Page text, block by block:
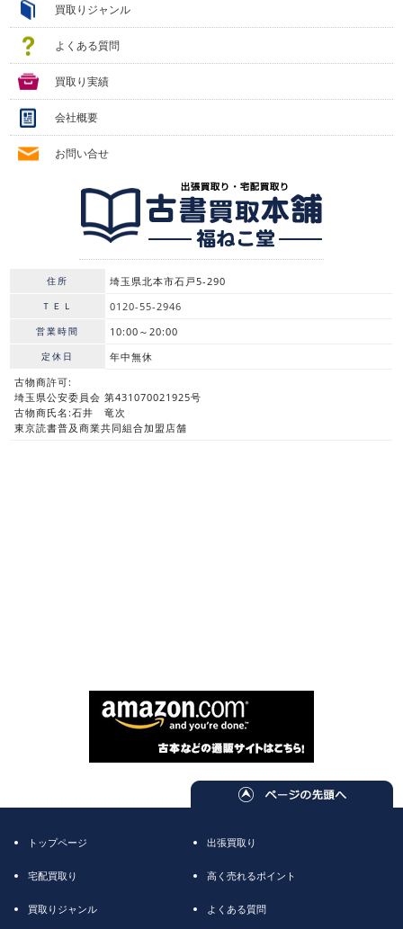
買取りジャンル
よくある質問
買取り実績
会社概要
お問い合せ
住所 埼玉県北本市石戸5-290
ＴＥＬ 0120-55-2946
営業時間 10:00～20:00
定休日
年中無休
古物商許可:
埼玉県公安委員会 第431070021925号
古物商氏名:石井 竜次
東京読書普及商業共同組合加盟店舗
トップページ 出張買取り
宅配買取り 高く売れるポイント
買取りジャンル よくある質問